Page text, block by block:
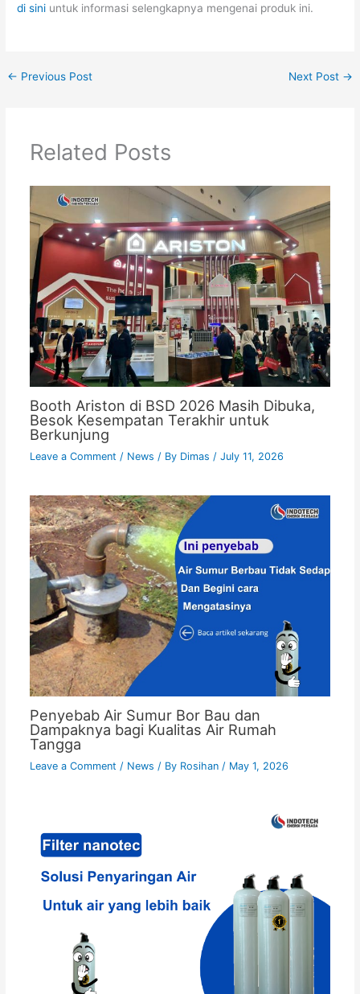
di sini untuk informasi selengkapnya mengenai produk ini.
← Previous Post Next Post →
Related Posts
Booth Ariston di BSD 2026 Masih Dibuka,
Besok Kesempatan Terakhir untuk
Berkunjung
Leave a Comment / News / By Dimas / July 11, 2026
Penyebab Air Sumur Bor Bau dan
Dampaknya bagi Kualitas Air Rumah
Tangga
Leave a Comment / News / By Rosihan / May 1, 2026